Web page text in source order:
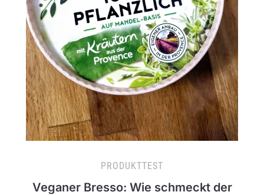
PRODUKTTEST
Veganer Bresso: Wie schmeckt der